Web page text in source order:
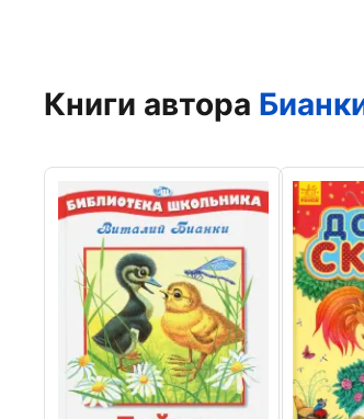
Книги автора